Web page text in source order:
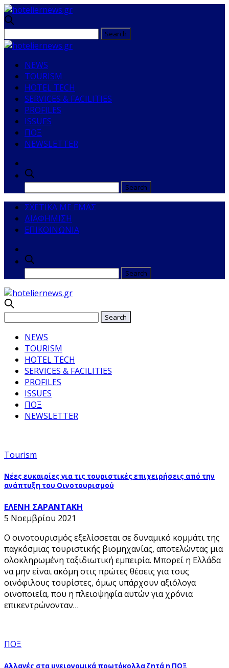
NEWS
TOURISM
HOTEL TECH
SERVICES & FACILITIES
PROFILES
ISSUES
ΠΟΞ
NEWSLETTER
ΣΧΕΤΙΚΑ ΜΕ ΕΜΑΣ
ΔΙΑΦΗΜΙΣΗ
ΕΠΙΚΟΙΝΩΝΙΑ
NEWS
TOURISM
HOTEL TECH
SERVICES & FACILITIES
PROFILES
ISSUES
ΠΟΞ
NEWSLETTER
Tourism
Νέες ευκαιρίες για τις τουριστικές επιχειρήσεις από την
ανάπτυξη του Οινοτουρισμού
ΕΛΕΝΗ ΣΑΡΑΝΤΑΚΗ
5 Νοεμβρίου 2021
Ο οινοτουρισμός εξελίσσεται σε δυναμικό κομμάτι της
παγκόσμιας τουριστικής βιομηχανίας, αποτελώντας μια
ολοκληρωμένη ταξιδιωτική εμπειρία. Μπορεί η Ελλάδα
να μην είναι ακόμη στις πρώτες θέσεις για τους
οινόφιλους τουρίστες, όμως υπάρχουν αξιόλογα
οινοποιεία, που η πλειοψηφία αυτών για χρόνια
επικεντρώνονταν…
ΠΟΞ
Αλλαγές στα υγειονομικά πρωτόκολλα ζητά η ΠΟΞ